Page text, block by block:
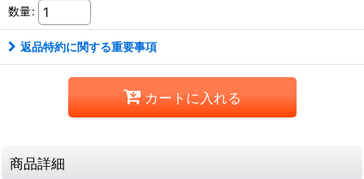
数量:
返品特約に関する重要事項
カートに入れる
商品詳細